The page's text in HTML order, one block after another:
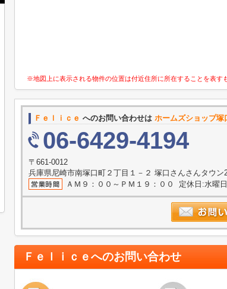
※地図上に表示される物件の位置は付近住所に所在することを表す
Ｆｅｌｉｃｅ へのお問い合わせは ホームズショップ
06-6429-4194
〒661-0012
兵庫県尼崎市南塚口町２丁目１－２ 塚口さんさんタウン
ＡＭ９：００～ＰＭ１９：００ 定休日:水曜日
Ｆｅｌｉｃｅへのお問い合わせ